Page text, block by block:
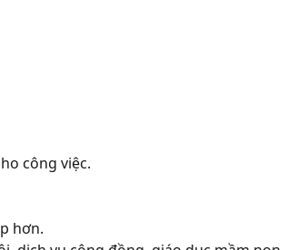
công việc.
hơn.